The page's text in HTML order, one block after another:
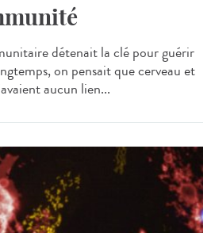
détenait la clé pour guérir
on pensait que cerveau et
aucun lien...